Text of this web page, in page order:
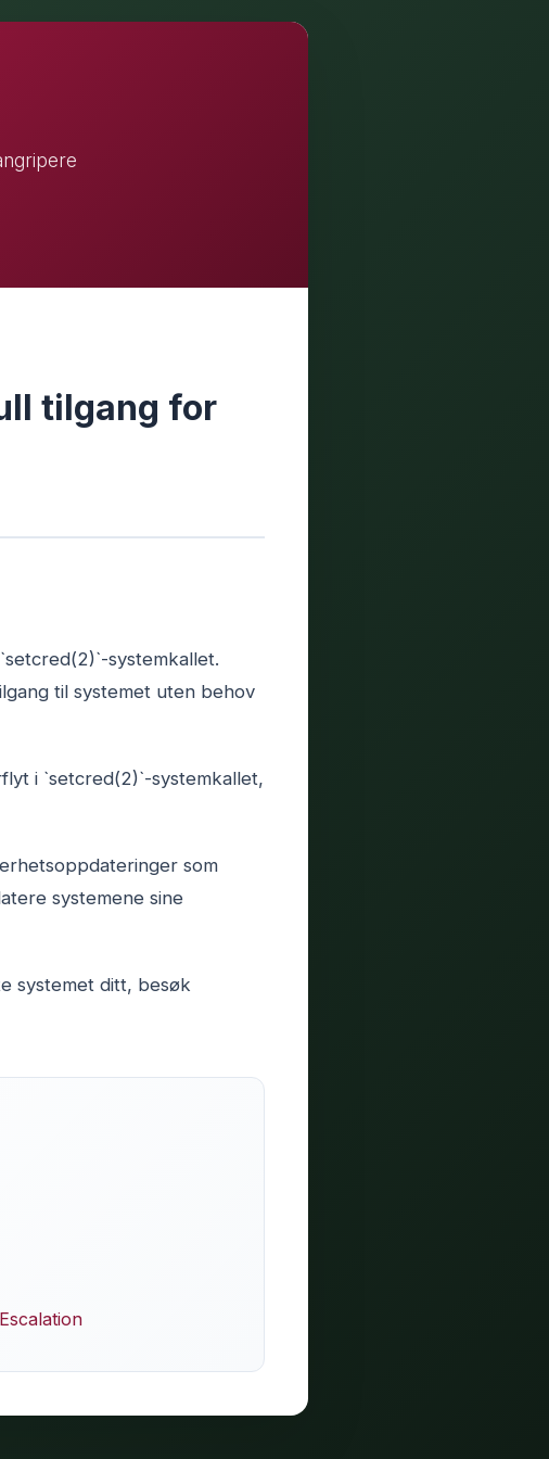
tilgang for
systemkallet.
til systemet uten behov
i `setcred(2)`-systemkallet,
som
systemene sine
systemet ditt, besøk